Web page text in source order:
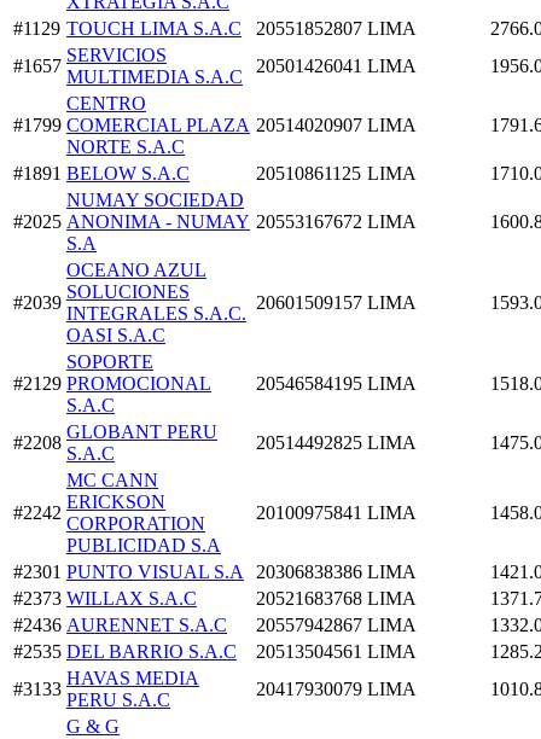
#1129 TOUCH LIMA S.A.C 20551852807 LIMA
#1657
SERVICIOS
MULTIMEDIA S.A.C
20501426041 LIMA
#1799
CENTRO
COMERCIAL PLAZA
NORTE S.A.C
20514020907 LIMA
#1891 BELOW S.A.C 20510861125 LIMA
#2025
NUMAY SOCIEDAD
ANONIMA - NUMAY
S.A
20553167672 LIMA
#2039
OCEANO AZUL
SOLUCIONES
INTEGRALES S.A.C.
OASI S.A.C
20601509157 LIMA
#2129
SOPORTE
PROMOCIONAL
S.A.C
20546584195 LIMA
#2208
GLOBANT PERU
S.A.C
20514492825 LIMA
#2242
MC CANN
ERICKSON
CORPORATION
PUBLICIDAD S.A
20100975841 LIMA
#2301 PUNTO VISUAL S.A 20306838386 LIMA
#2373 WILLAX S.A.C 20521683768 LIMA
#2436 AURENNET S.A.C 20557942867 LIMA
#2535 DEL BARRIO S.A.C 20513504561 LIMA
#3133
HAVAS MEDIA
PERU S.A.C
20417930079 LIMA
G & G